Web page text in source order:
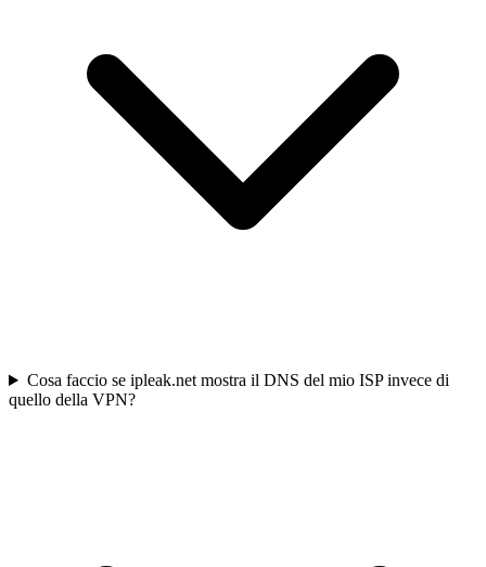
Cosa faccio se ipleak.net mostra il DNS del mio ISP invece di
quello della VPN?